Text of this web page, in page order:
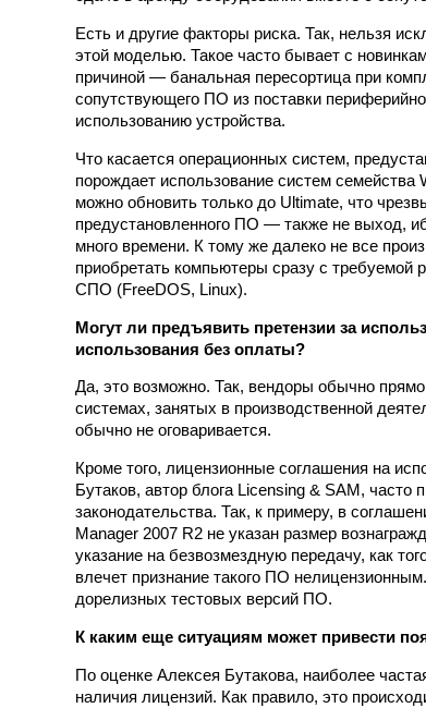
Есть и другие факторы риска. Так, нельзя
этой моделью. Такое часто бывает с
причиной — банальная пересортица при
сопутствующего ПО из поставки
использованию устройства.
Что касается операционных систем,
порождает использование систем
можно обновить только до Ultimate, что
предустановленного ПО — также не выход,
много времени. К тому же далеко не все
приобретать компьютеры сразу с
СПО (FreeDOS, Linux).
Могут ли предъявить претензии за
использования без оплаты?
Да, это возможно. Так, вендоры обычно
системах, занятых в производственной
обычно не оговаривается.
Кроме того, лицензионные соглашения на
Бутаков, автор блога Licensing & SAM, часто
законодательства. Так, к примеру, в
Manager 2007 R2 не указан размер
указание на безвозмездную передачу, как
влечет признание такого ПО
дорелизных тестовых версий ПО.
К каким еще ситуациям может привести
По оценке Алексея Бутакова, наиболее
наличия лицензий. Как правило, это